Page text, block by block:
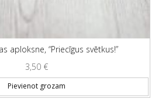
aploksne, “Priecīgus svētkus!”
3,50 €
Pievienot grozam